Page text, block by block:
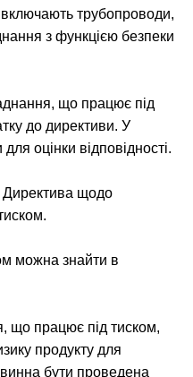
включають трубопроводи,
з функцією безпеки
що працює під
до директиви. У
оцінки відповідності.
Директива щодо
можна знайти в
що працює під тиском,
продукту для
бути проведена